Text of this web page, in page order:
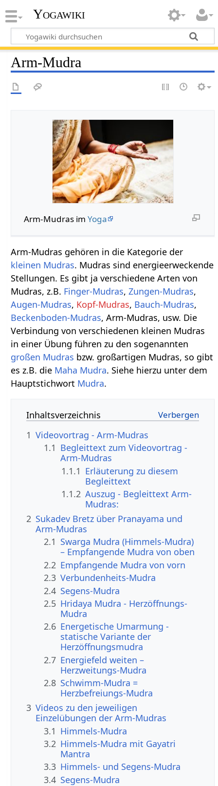
Yogawiki
Arm-Mudra
Arm-Mudras im Yoga
Arm-Mudras gehören in die Kategorie der
kleinen Mudras. Mudras sind energieerweckende
Stellungen. Es gibt ja verschiedene Arten von
Mudras, z.B. Finger-Mudras,Zungen-Mudras,
Augen-Mudras, Kopf-Mudras, Bauch-Mudras,
Beckenboden-Mudras, Arm-Mudras, usw. Die
Verbindung von verschiedenen kleinen Mudras
in einer Übung führen zu den sogenannten
großen Mudras bzw. großartigen Mudras, so gibt
es z.B. die Maha Mudra. Siehe hierzu unter dem
Hauptstichwort Mudra.
Inhaltsverzeichnis
1 Videovortrag - Arm-Mudras
1.1 Begleittext zum Videovortrag -
Arm-Mudras
1.1.1 Erläuterung zu diesem
Begleittext
1.1.2 Auszug - Begleittext Arm-
Mudras:
2 Sukadev Bretz über Pranayama und
Arm-Mudras
2.1 Swarga Mudra (Himmels-Mudra)
– Empfangende Mudra von oben
2.2 Empfangende Mudra von vorn
2.3 Verbundenheits-Mudra
2.4 Segens-Mudra
2.5 Hridaya Mudra - Herzöffnungs-
Mudra
2.6 Energetische Umarmung -
statische Variante der
Herzöffnungsmudra
2.7 Energiefeld weiten –
Herzweitungs-Mudra
2.8 Schwimm-Mudra =
Herzbefreiungs-Mudra
3 Videos zu den jeweiligen
Einzelübungen der Arm-Mudras
3.1 Himmels-Mudra
3.2 Himmels-Mudra mit Gayatri
Mantra
3.3 Himmels- und Segens-Mudra
3.4 Segens-Mudra